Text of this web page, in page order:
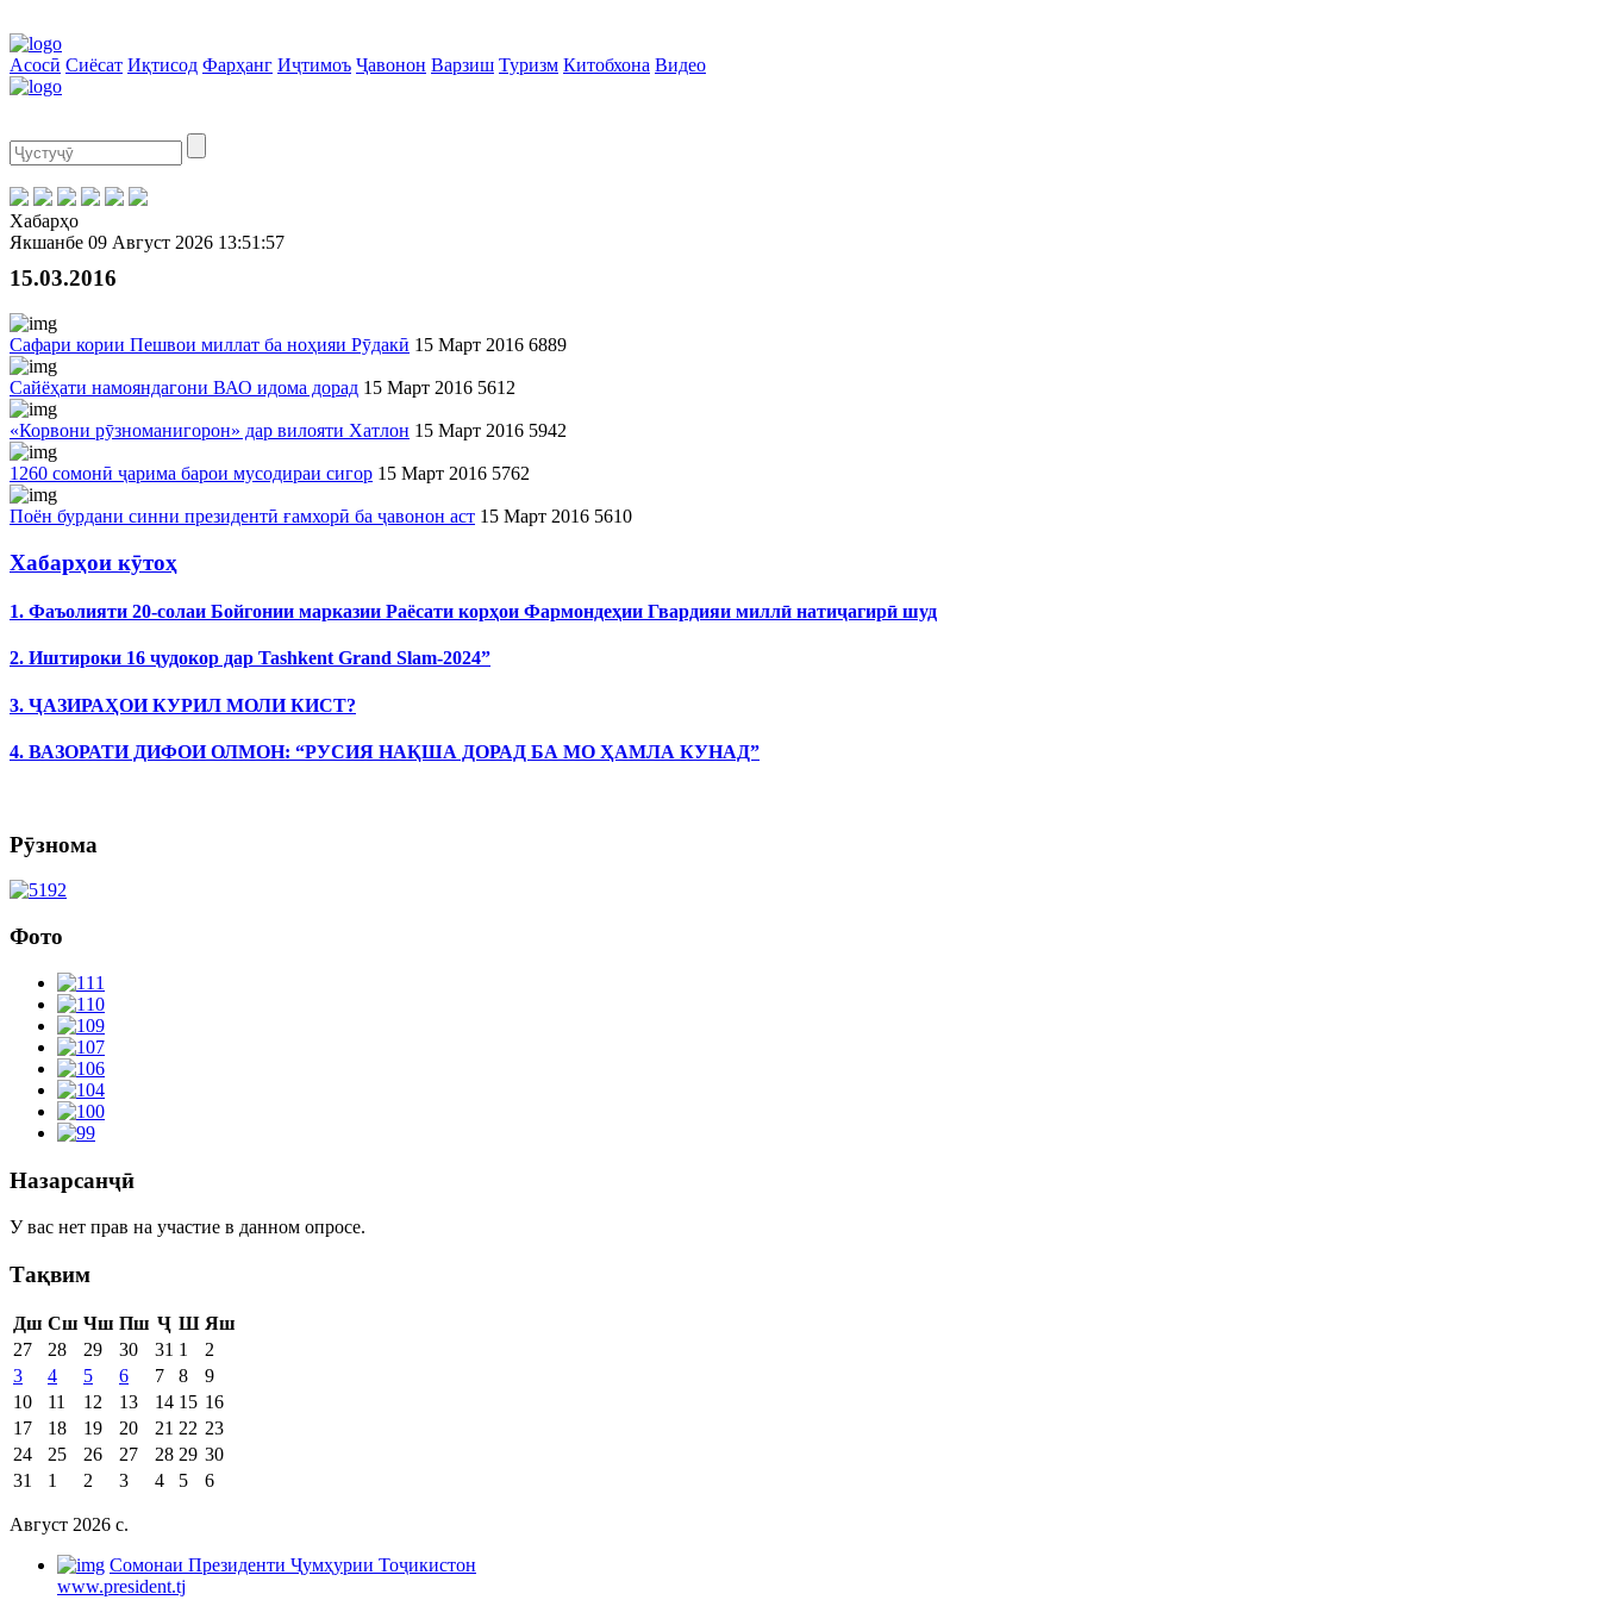
Асосӣ Сиёсат Иқтисод Фарҳанг Иҷтимоъ Ҷавонон Варзиш Туризм Китобхона Видео
Хабарҳо
Якшанбе 09 Август 2026 13:51:58
15.03.2016
Сафари кории Пешвои миллат ба ноҳияи Рӯдакӣ 15 Март 2016 6889
Сайёҳати намояндагони ВАО идома дорад 15 Март 2016 5612
«Корвони рӯзноманигорон» дар вилояти Хатлон 15 Март 2016 5942
1260 сомонӣ ҷарима барои мусодираи сигор 15 Март 2016 5762
Поён бурдани синни президентӣ ғамхорӣ ба ҷавонон аст 15 Март 2016 5610
Хабарҳои кӯтоҳ
1. Фаъолияти 20-солаи Бойгонии марказии Раёсати корҳои Фармондеҳии Гвардияи миллӣ натиҷагирӣ шуд
2. Иштироки 16 ҷудокор дар Tashkent Grand Slam-2024”
3. ҶАЗИРАҲОИ КУРИЛ МОЛИ КИСТ?
4. ВАЗОРАТИ ДИФОИ ОЛМОН: “РУСИЯ НАҚША ДОРАД БА МО ҲАМЛА КУНАД”
Рӯзнома
Фото
Назарсанҷӣ
У вас нет прав на участие в данном опросе.
Тақвим
Дш Сш Чш Пш Ҷ Ш Яш
27
28 29 30 31 1
2
3
4 5 6 7 8
9
10
11 12 13 14 15 16
17
18 19 20 21 22 23
24
25 26 27 28 29 30
31
1 2 3 4 5 6
Август 2026 c.
Cомонаи Президенти Ҷумҳурии Тоҷикистон
www.president.tj